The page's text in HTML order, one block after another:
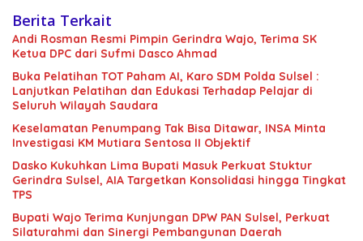
Berita Terkait
Andi Rosman Resmi Pimpin Gerindra Wajo, Terima SK
Ketua DPC dari Sufmi Dasco Ahmad
Buka Pelatihan TOT Paham AI, Karo SDM Polda Sulsel :
Lanjutkan Pelatihan dan Edukasi Terhadap Pelajar di
Seluruh Wilayah Saudara
Keselamatan Penumpang Tak Bisa Ditawar, INSA Minta
Investigasi KM Mutiara Sentosa II Objektif
Dasko Kukuhkan Lima Bupati Masuk Perkuat Stuktur
Gerindra Sulsel, AIA Targetkan Konsolidasi hingga Tingkat
TPS
Bupati Wajo Terima Kunjungan DPW PAN Sulsel, Perkuat
Silaturahmi dan Sinergi Pembangunan Daerah